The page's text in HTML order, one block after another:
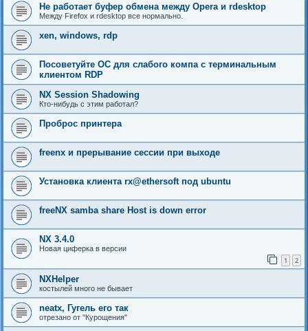
Не работает буфер обмена между Opera и rdesktop
Между Firefox и rdesktop все нормально.
xen, windows, rdp
Посоветуйте ОС для слабого компа с терминальным
клиентом RDP
NX Session Shadowing
Кто-нибудь с этим работал?
Проброс принтера
freenx и прерывание сессии при выходе
Установка клиента rx@ethersoft под ubuntu
freeNX samba share Host is down error
NX 3.4.0
Новая циферка в версии
1 2
NXHelper
костылей много не бывает
neatx, Гугель его так
отрезано от "Курощения"